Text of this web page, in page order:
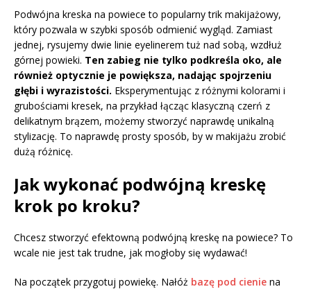
Podwójna kreska na powiece to popularny trik makijażowy,
który pozwala w szybki sposób odmienić wygląd. Zamiast
jednej, rysujemy dwie linie eyelinerem tuż nad sobą, wzdłuż
górnej powieki. Ten zabieg nie tylko podkreśla oko, ale
również optycznie je powiększa, nadając spojrzeniu
głębi i wyrazistości. Eksperymentując z różnymi kolorami i
grubościami kresek, na przykład łącząc klasyczną czerń z
delikatnym brązem, możemy stworzyć naprawdę unikalną
stylizację. To naprawdę prosty sposób, by w makijażu zrobić
dużą różnicę.
Jak wykonać podwójną kreskę
krok po kroku?
Chcesz stworzyć efektowną podwójną kreskę na powiece? To
wcale nie jest tak trudne, jak mogłoby się wydawać!
Na początek przygotuj powiekę. Nałóż bazę pod cienie na